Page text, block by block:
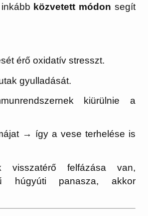
közvetett módon segít
érő oxidatív stresszt.
gyulladását.
kiürülnie a
→ így a vese terhelése is
visszatérő felfázása van,
húgyúti panasza, akkor